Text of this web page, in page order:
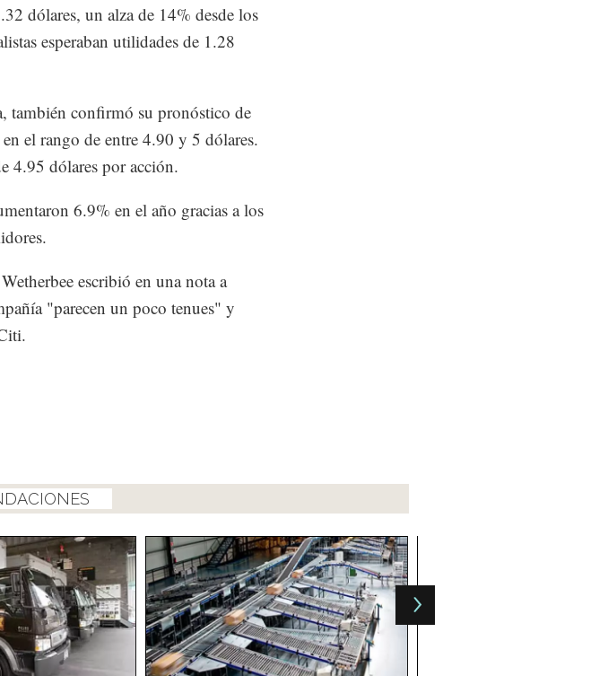
dólares, un alza de 14% desde los
esperaban utilidades de 1.28
también confirmó su pronóstico de
el rango de entre 4.90 y 5 dólares.
4.95 dólares por acción.
6.9% en el año gracias a los
escribió en una nota a
"parecen un poco tenues" y